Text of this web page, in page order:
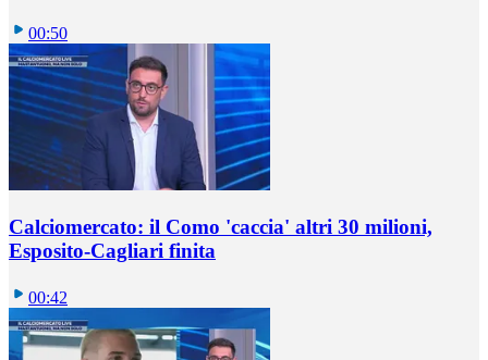
00:50
Calciomercato: il Como 'caccia' altri 30 milioni,
Esposito-Cagliari finita
00:42